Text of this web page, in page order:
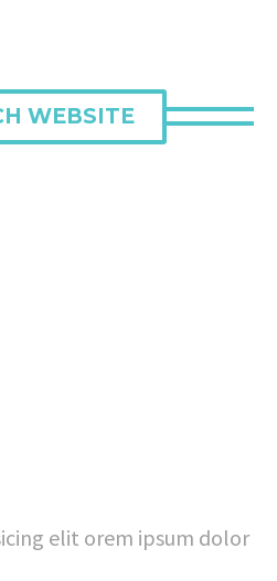
WEBSITE
elit orem ipsum dolor